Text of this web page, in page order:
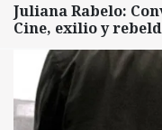
Juliana Rabelo:
Cine, exilio y